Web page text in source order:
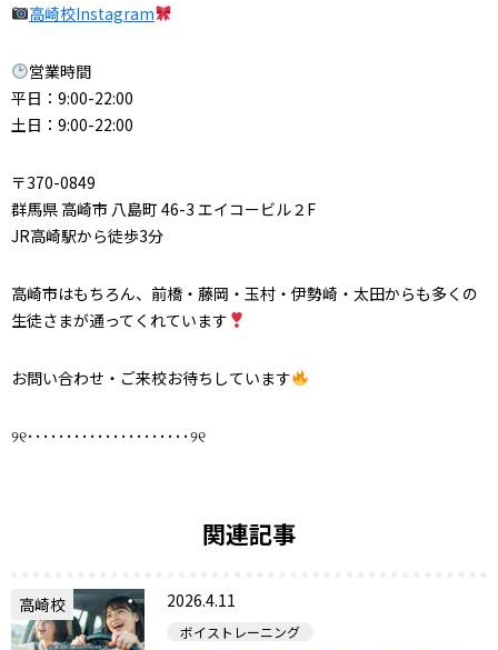
高崎校Instagram
営業時間
平日：9:00-22:00
土日：9:00-22:00
〒370-0849
群馬県 高崎市 八島町 46-3 エイコービル２F
JR高崎駅から徒歩3分
高崎市はもちろん、前橋・藤岡・玉村・伊勢崎・太田からも多くの
生徒さまが通ってくれています
お問い合わせ・ご来校お待ちしています
୨୧･････････････････････୨୧
関連記事
高崎校 2026.4.11
ボイストレーニング